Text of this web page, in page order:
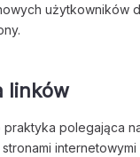
użytkowników
linków
praktyka polegająca